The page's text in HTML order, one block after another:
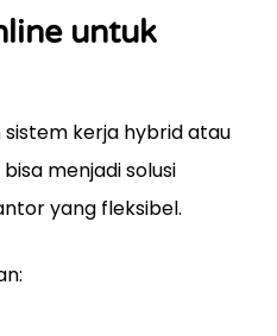
untuk
kerja hybrid atau
menjadi solusi
yang fleksibel.